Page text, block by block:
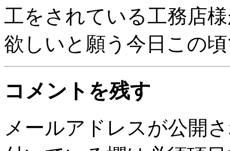
工をされている工務店
欲しいと願う今日この
コメントを残す
メールアドレスが公開